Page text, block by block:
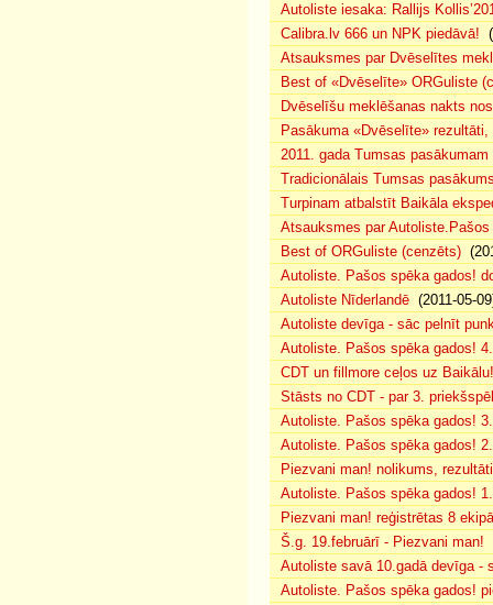
Autoliste iesaka: Rallijs
Calibra.lv 666 un NPK piedāvā!
Atsauksmes par Dvēselītes
Best of «Dvēselīte» ORGuliste
Dvēselīšu meklēšanas nakts
Pasākuma «Dvēselīte»
2011. gada Tumsas
Tradicionālais Tumsas
Turpinam atbalstīt Baikāla
Atsauksmes par
Best of ORGuliste (cenzēts)
Autoliste. Pašos spēka gados!
Autoliste Nīderlandē (2011-05-
Autoliste devīga - sāc pelnīt
Autoliste. Pašos spēka gados!
CDT un fillmore ceļos uz Baikālu!
Stāsts no CDT - par 3.
Autoliste. Pašos spēka gados!
Autoliste. Pašos spēka gados!
Piezvani man! nolikums,
Autoliste. Pašos spēka gados!
Piezvani man! reģistrētas 8
Š.g. 19.februārī - Piezvani man!
Autoliste savā 10.gadā devīga -
Autoliste. Pašos spēka gados!